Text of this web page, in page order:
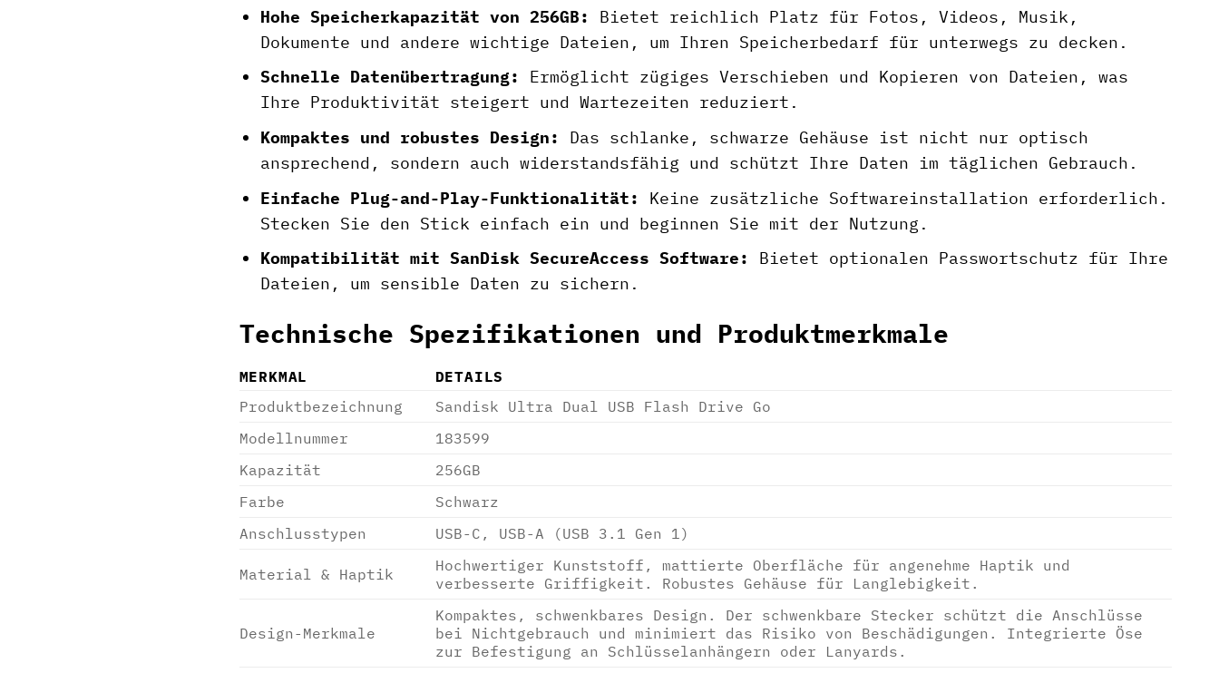
Hohe Speicherkapazität von 256GB:
Bietet reichlich Platz für Fotos, Videos, Musik,
Dokumente und andere wichtige Dateien, um Ihren Speicherbedarf für unterwegs zu decken.
Schnelle Datenübertragung:
Ermöglicht zügiges Verschieben und Kopieren von Dateien, was
Ihre Produktivität steigert und Wartezeiten reduziert.
Kompaktes und robustes Design:
Das schlanke, schwarze Gehäuse ist nicht nur optisch
ansprechend, sondern auch widerstandsfähig und schützt Ihre Daten im täglichen Gebrauch.
Einfache Plug-and-Play-Funktionalität:
Keine zusätzliche Softwareinstallation erforderlich.
Stecken Sie den Stick einfach ein und beginnen Sie mit der Nutzung.
Kompatibilität mit SanDisk SecureAccess Software:
Bietet optionalen Passwortschutz für Ihre
Dateien, um sensible Daten zu sichern.
Technische Spezifikationen und Produktmerkmale
MERKMAL
DETAILS
Produktbezeichnung
Sandisk Ultra Dual USB Flash Drive Go
Modellnummer
183599
Kapazität
256GB
Farbe
Schwarz
Anschlusstypen
USB-C, USB-A (USB 3.1 Gen 1)
Material & Haptik
Hochwertiger Kunststoff, mattierte Oberfläche für angenehme Haptik und
verbesserte Griffigkeit. Robustes Gehäuse für Langlebigkeit.
Design-Merkmale
Kompaktes, schwenkbares Design. Der schwenkbare Stecker schützt die Anschlüsse
bei Nichtgebrauch und minimiert das Risiko von Beschädigungen. Integrierte Öse
zur Befestigung an Schlüsselanhängern oder Lanyards.